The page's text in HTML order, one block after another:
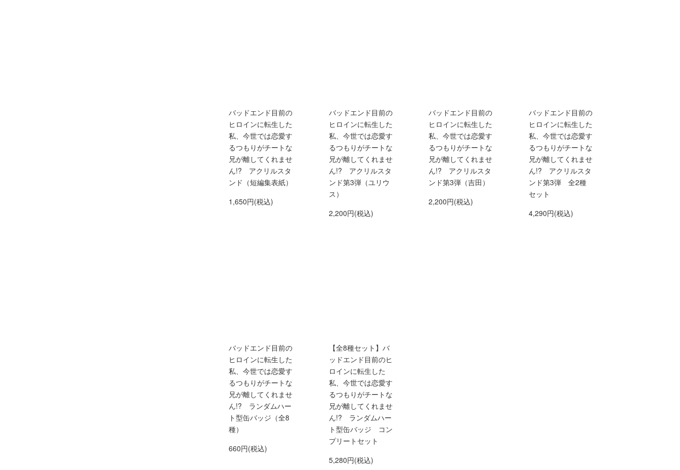
バッドエンド目前の
ヒロインに転生した
私、今世では恋愛す
るつもりがチートな
兄が離してくれませ
ん!? アクリルスタ
ンド（短編集表紙）
1,650円(税込)
バッドエンド目前の
ヒロインに転生した
私、今世では恋愛す
るつもりがチートな
兄が離してくれませ
ん!? アクリルスタ
ンド第3弾（ユリウ
ス）
2,200円(税込)
バッドエンド目前の
ヒロインに転生した
私、今世では恋愛す
るつもりがチートな
兄が離してくれませ
ん!? アクリルスタ
ンド第3弾（吉田）
2,200円(税込)
バッドエンド目前の
ヒロインに転生した
私、今世では恋愛す
るつもりがチートな
兄が離してくれませ
ん!? アクリルスタ
ンド第3弾 全2種
セット
4,290円(税込)
バッドエンド目前の
ヒロインに転生した
私、今世では恋愛す
るつもりがチートな
兄が離してくれませ
ん!? ランダムハー
ト型缶バッジ（全8
種）
660円(税込)
【全8種セット】バ
ッドエンド目前のヒ
ロインに転生した
私、今世では恋愛す
るつもりがチートな
兄が離してくれませ
ん!? ランダムハー
ト型缶バッジ コン
プリートセット
5,280円(税込)